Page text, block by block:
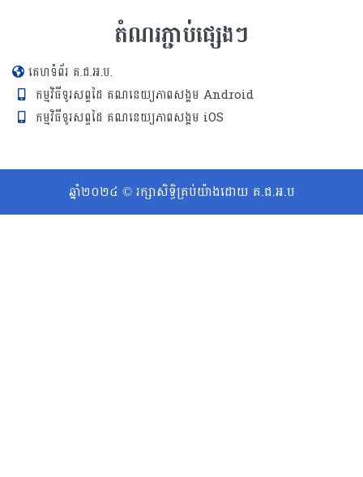
តំណរភ្ជាប់ផ្សេងៗ
គេហទំព័រ គ.ជ.អ.ប.
កម្មវិធីទូរសព្ទដៃ គណនេយ្យភាពសង្គម Android
កម្មវិធីទូរសព្ទដៃ គណនេយ្យភាពសង្គម iOS
ឆ្នាំ២០២៤ © រក្សាសិទ្ធិគ្រប់យ៉ាងដោយ គ.ជ.អ.ប